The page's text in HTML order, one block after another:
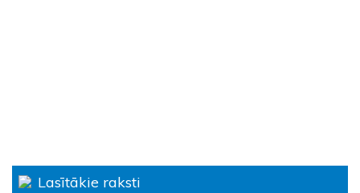
Lasītākie raksti